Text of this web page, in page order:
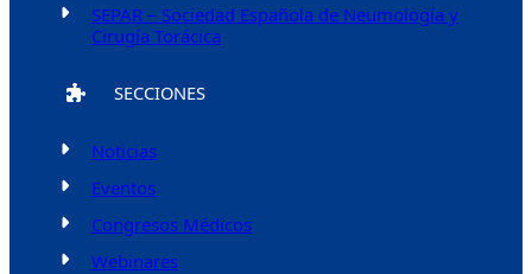
SEPAR – Sociedad Española de Neumología y
Cirugía Torácica
SECCIONES
Noticias
Eventos
Congresos Médicos
Webinares